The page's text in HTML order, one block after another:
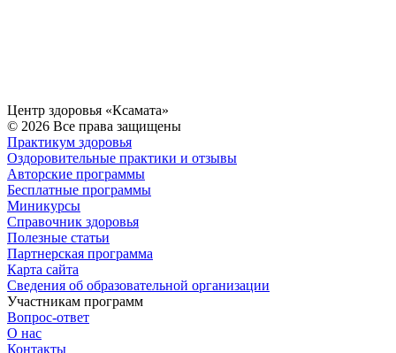
Центр здоровья «Ксамата»
© 2026 Все права защищены
Практикум здоровья
Оздоровительные практики и отзывы
Авторские программы
Бесплатные программы
Миникурсы
Справочник здоровья
Полезные статьи
Партнерская программа
Карта сайта
Сведения об образовательной организации
Участникам программ
Вопрос-ответ
О нас
Контакты